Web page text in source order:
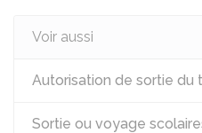
Voir aussi
Autorisation de sortie du
Sortie ou voyage